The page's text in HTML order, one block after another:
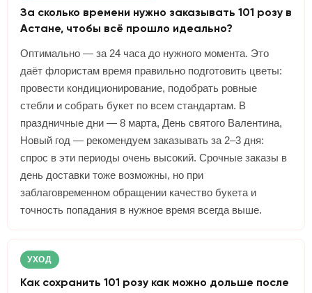
За сколько времени нужно заказывать 101 розу в
Астане, чтобы всё прошло идеально?
Оптимально — за 24 часа до нужного момента. Это
даёт флористам время правильно подготовить цветы:
провести кондиционирование, подобрать ровные
стебли и собрать букет по всем стандартам. В
праздничные дни — 8 марта, День святого Валентина,
Новый год — рекомендуем заказывать за 2–3 дня:
спрос в эти периоды очень высокий. Срочные заказы в
день доставки тоже возможны, но при
заблаговременном обращении качество букета и
точность попадания в нужное время всегда выше.
УХОД
Как сохранить 101 розу как можно дольше после